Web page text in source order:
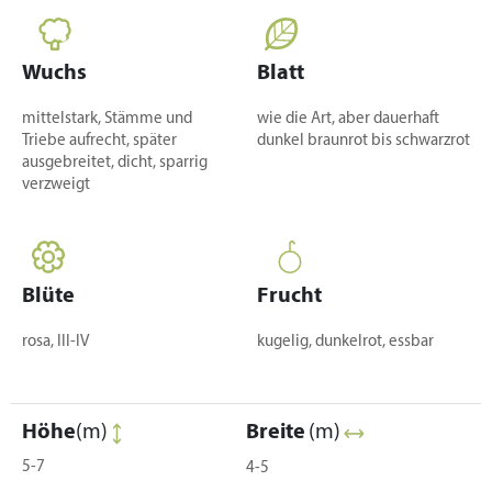
Wuchs
mittelstark, Stämme und
Triebe aufrecht, später
ausgebreitet, dicht, sparrig
verzweigt
Blatt
wie die Art, aber dauerhaft
dunkel braunrot bis schwarzrot
Blüte
rosa, III-IV
Frucht
kugelig, dunkelrot, essbar
Höhe(m)
5-7
Breite (m)
4-5